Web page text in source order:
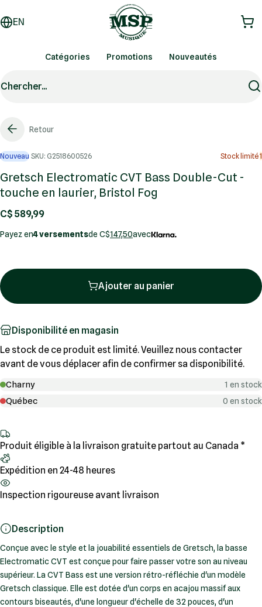
EN
Catégories Promotions Nouveautés
Chercher...
Retour
Nouveau SKU: G2518600526 Stock limité1
Gretsch Electromatic CVT Bass Double-Cut -
touche en laurier, Bristol Fog
C$ 589,99
Payez en4 versementsde C$147,50avec
Ajouter au panier
Disponibilité en magasin
Le stock de ce produit est limité. Veuillez nous contacter
avant de vous déplacer afin de confirmer sa disponibilité.
Charny 1 en stock
Québec 0 en stock
Produit éligible à la livraison gratuite partout au Canada *
Expédition en 24-48 heures
Inspection rigoureuse avant livraison
Description
Conçue avec le style et la jouabilité essentiels de Gretsch, la basse
Electromatic CVT est conçue pour faire passer votre son au niveau
supérieur. La CVT Bass est une version rétro-réfléchie d'un modèle
Gretsch classique. Elle est dotée d'un corps en acajou massif aux
contours biseautés, d'une longueur d'échelle de 32 pouces, d'un